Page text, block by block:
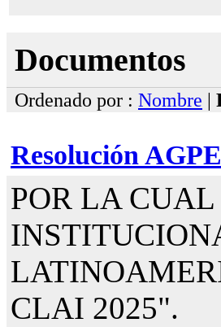
Documentos
Ordenado por : Nombre |
Resolución
POR LA
CLAI 2025".